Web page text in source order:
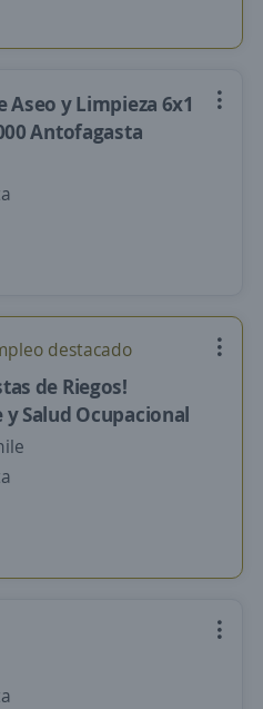
Aseo y Limpieza 6x1
Antofagasta
destacado
de Riegos!
Salud Ocupacional